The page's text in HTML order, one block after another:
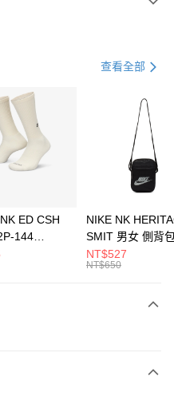
21家銀行
第一商業銀行
彰化商業銀行
。運費
查看全部
ED CSH
144
男女 短統襪
NIKE NK
SMIT 男女 側背
BA5871010
NT$527
NT$650